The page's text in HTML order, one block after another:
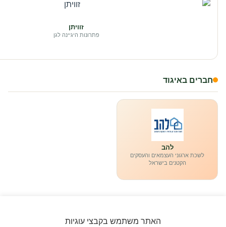
זוויתן
פתרונות היגיינה לגן
חברים באיגוד
להב
לשכת ארגוני העצמאים והעסקים
הקטנים בישראל
האתר משתמש בקבצי עוגיות